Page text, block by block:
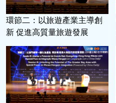
環節二：以旅遊產業主導創
新 促進高質量旅遊發展